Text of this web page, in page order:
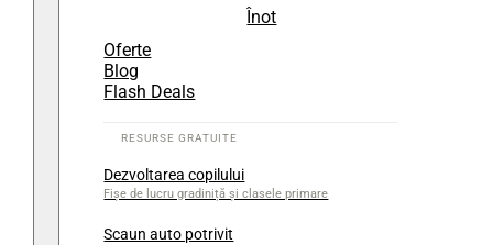
Înot
Oferte
Blog
Flash Deals
Dezvoltarea copilului
Fișe de lucru gradiniță și clasele primare
Scaun auto potrivit